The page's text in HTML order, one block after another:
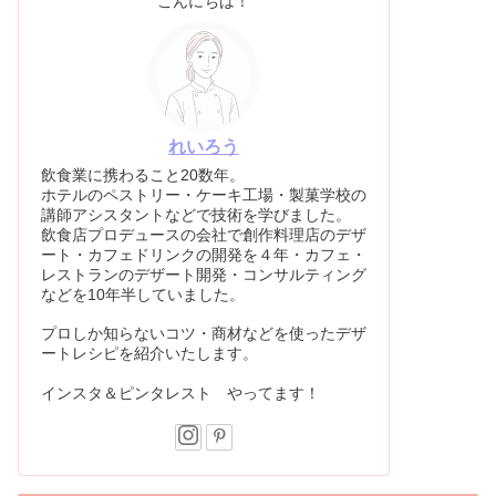
れいろう
飲食業に携わること20数年。
ホテルのペストリー・ケーキ工場・製菓学校の
講師アシスタントなどで技術を学びました。
飲食店プロデュースの会社で創作料理店のデザ
ート・カフェドリンクの開発を４年・カフェ・
レストランのデザート開発・コンサルティング
などを10年半していました。
プロしか知らないコツ・商材などを使ったデザ
ートレシピを紹介いたします。
インスタ＆ピンタレスト やってます！